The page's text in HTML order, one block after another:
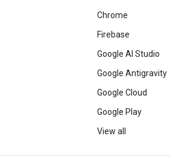
Chrome
Firebase
Google AI Studio
Google Antigravity
Google Cloud
Google Play
View all